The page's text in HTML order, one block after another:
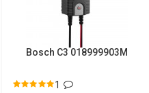
Bosch C3 018999903M
1